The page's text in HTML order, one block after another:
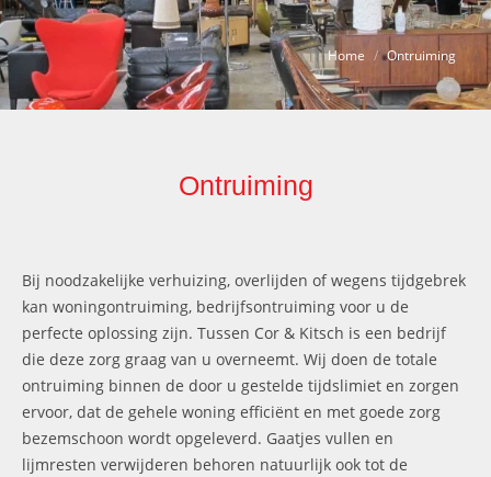
Je bent hier:
Home Ontruiming
Ontruiming
Bij noodzakelijke verhuizing, overlijden of wegens tijdgebrek
kan woningontruiming, bedrijfsontruiming voor u de
perfecte oplossing zijn. Tussen Cor & Kitsch is een bedrijf
die deze zorg graag van u overneemt. Wij doen de totale
ontruiming binnen de door u gestelde tijdslimiet en zorgen
ervoor, dat de gehele woning efficiënt en met goede zorg
bezemschoon wordt opgeleverd. Gaatjes vullen en
lijmresten verwijderen behoren natuurlijk ook tot de